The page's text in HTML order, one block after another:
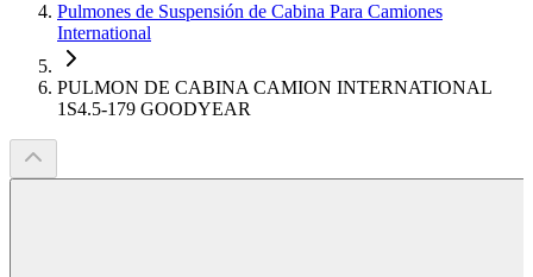
Pulmones de Suspensión de Cabina Para Camiones
International
PULMON DE CABINA CAMION INTERNATIONAL
1S4.5-179 GOODYEAR